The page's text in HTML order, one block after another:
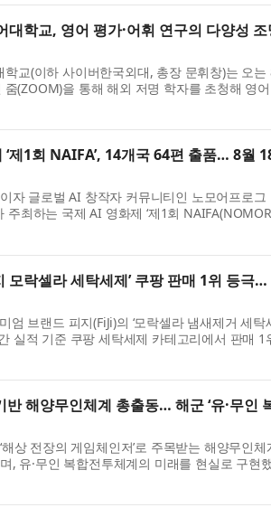
대학교, 영어 평가·어휘 연구의 다양성
교(이하 사이버한국외대, 총장 문휘창)는 오는
(ZOOM)을 통해 해외 저명 학자를 초청해 영
망하는 ‘영어학부 콜로퀴엄’을 개...
제1회 NAIFA’, 14개국 64편 출품… 8월
자 글로벌 AI 창작자 커뮤니티인 노모어프로그
주최하는 국제 AI 영화제 ‘제1회
편의 작품을 접수하며 출품을 성황리에 마무리
모락셀라 세탁세제’ 쿠팡 판매 1위 등극
엄 브랜드 피지(FiJi)의 ‘모락셀라 냄새제거 세
실적 기준 쿠팡 세탁세제 카테고리에서 판매 1
했다. 피지 모락셀라 세탁세제 코...
해양무인체계 총출동… 해군 ‘유·무인
상 전장의 게임체인저’로 주목받는 해양무인
, 유·무인 복합전투체계의 미래를 현실로 구현
령부 기지에서 ‘인공지능(AI) 기반...